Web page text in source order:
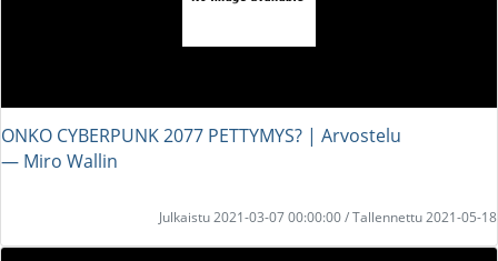
ONKO CYBERPUNK 2077 PETTYMYS? | Arvostelu
― Miro Wallin
Julkaistu 2021-03-07 00:00:00 / Tallennettu 2021-05-18